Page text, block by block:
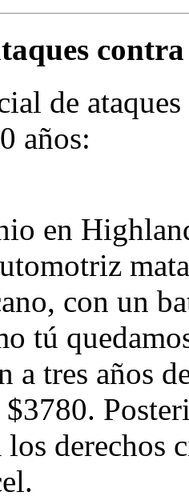
de
años:
en
con un
tú
a tres años
derechos